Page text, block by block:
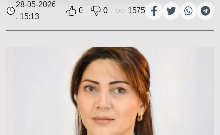
28-05-2026
, 15:13
0 0 1575